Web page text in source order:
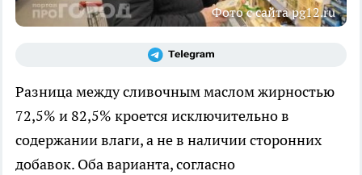
Фото с сайта pg12.ru
Разница между сливочным маслом жирностью
72,5% и 82,5% кроется исключительно в
содержании влаги, а не в наличии сторонних
добавок. Оба варианта, согласно